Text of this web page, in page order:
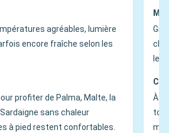
agréables, lumière
encore fraîche selon les
profiter de Palma, Malte, la
sans chaleur
à pied restent confortables.
les
À